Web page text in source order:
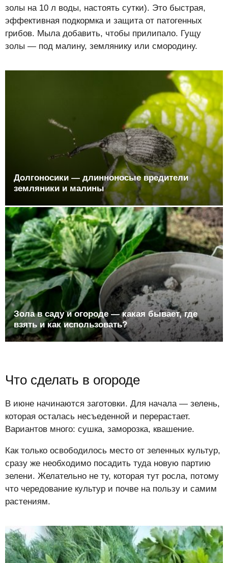
золы на 10 л воды, настоять сутки). Это быстрая,
эффективная подкормка и защита от патогенных
грибов. Мыла добавить, чтобы прилипало. Гущу
золы — под малину, землянику или смородину.
Долгоносики — длинноносые вредители
земляники и малины
Зола в саду и огороде — какая бывает, где
взять и как использовать?
Что сделать в огороде
В июне начинаются заготовки. Для начала — зелень,
которая осталась несъеденной и перерастает.
Вариантов много: сушка, заморозка, квашение.
Как только освободилось место от зеленных культур,
сразу же необходимо посадить туда новую партию
зелени. Желательно не ту, которая тут росла, потому
что чередование культур и почве на пользу и самим
растениям.